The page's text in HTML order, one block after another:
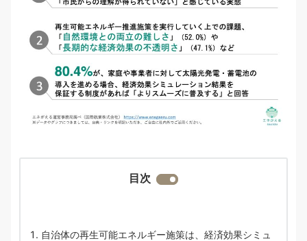
目次
自治体の再生可能エネルギー施策は、経済効果シミュ